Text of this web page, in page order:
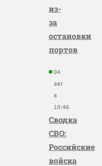
из-
за
остановки
портов
04
авг
в
10:46
Сводка
СВО:
Российские
войска